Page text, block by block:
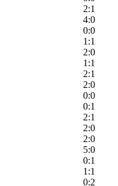
2:1
4:0
0:0
1:1
2:0
1:1
2:1
2:0
0:0
0:1
2:1
2:0
2:0
5:0
0:1
1:1
0:2